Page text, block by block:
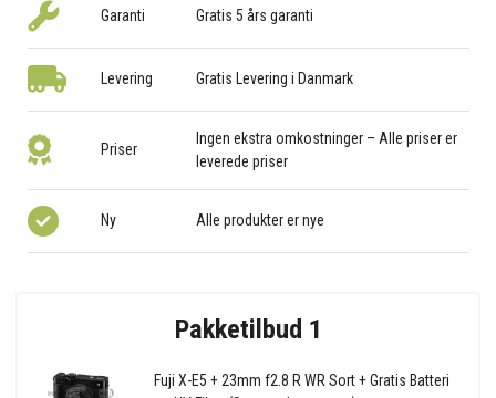
Garanti Gratis 5 års garanti
Levering Gratis Levering i Danmark
Priser
Ingen ekstra omkostninger – Alle priser er
leverede priser
Ny Alle produkter er nye
Pakketilbud 1
Fuji X-E5 + 23mm f2.8 R WR Sort + Gratis Batteri